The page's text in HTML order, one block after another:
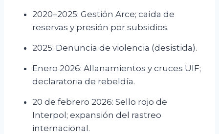
2020–2025: Gestión Arce; caída de
reservas y presión por subsidios.
2025: Denuncia de violencia (desistida).
Enero 2026: Allanamientos y cruces UIF;
declaratoria de rebeldía.
20 de febrero 2026: Sello rojo de
Interpol; expansión del rastreo
internacional.